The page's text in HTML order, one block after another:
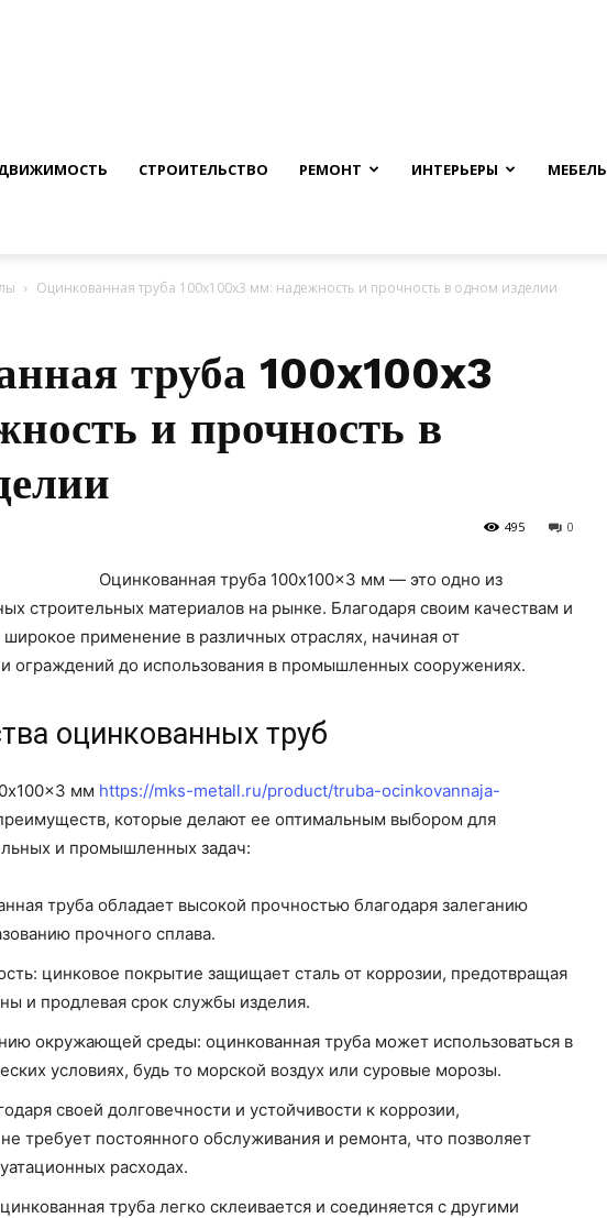
СТРОИТЕЛЬСТВО РЕМОНТ ИНТЕРЬЕРЫ МЕБЕЛЬ
Оцинкованная труба 100x100x3 мм: надежность и прочность в одном изделии
труба 100x100x3
и прочность в
0
495
Оцинкованная труба 100x100x3 мм — это одно из
строительных материалов на рынке. Благодаря своим качествам и
применение в различных отраслях, начиная от
и ограждений до использования в промышленных сооружениях.
оцинкованных труб
мм https://mks-metall.ru/product/truba-ocinkovannaja-
которые делают ее оптимальным выбором для
и промышленных задач:
труба обладает высокой прочностью благодаря залеганию
прочного сплава.
цинковое покрытие защищает сталь от коррозии, предотвращая
и продлевая срок службы изделия.
окружающей среды: оцинкованная труба может использоваться в
условиях, будь то морской воздух или суровые морозы.
своей долговечности и устойчивости к коррозии,
требует постоянного обслуживания и ремонта, что позволяет
расходах.
труба легко склеивается и соединяется с другими